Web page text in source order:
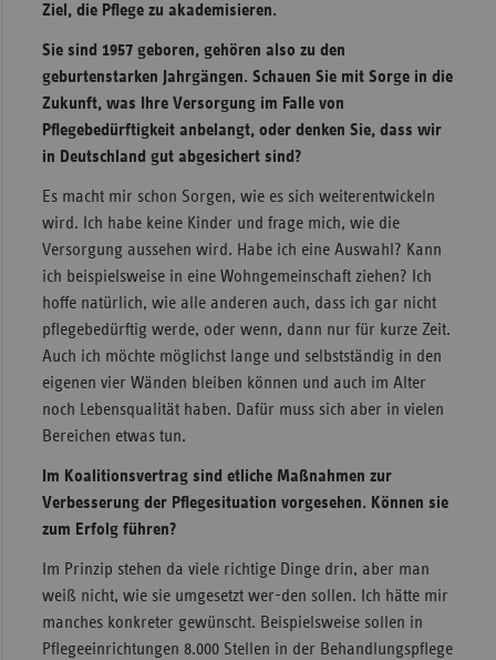
Ziel, die Pflege zu akademisieren.
Sie sind 1957 geboren, gehören also zu den
geburtenstarken Jahrgängen. Schauen Sie mit Sorge in die
Zukunft, was Ihre Versorgung im Falle von
Pflegebedürftigkeit anbelangt, oder denken Sie, dass wir
in Deutschland gut abgesichert sind?
Es macht mir schon Sorgen, wie es sich weiterentwickeln
wird. Ich habe keine Kinder und frage mich, wie die
Versorgung aussehen wird. Habe ich eine Auswahl? Kann
ich beispielsweise in eine Wohngemeinschaft ziehen? Ich
hoffe natürlich, wie alle anderen auch, dass ich gar nicht
pflegebedürftig werde, oder wenn, dann nur für kurze Zeit.
Auch ich möchte möglichst lange und selbstständig in den
eigenen vier Wänden bleiben können und auch im Alter
noch Lebensqualität haben. Dafür muss sich aber in vielen
Bereichen etwas tun.
Im Koalitionsvertrag sind etliche Maßnahmen zur
Verbesserung der Pflegesituation vorgesehen. Können sie
zum Erfolg führen?
Im Prinzip stehen da viele richtige Dinge drin, aber man
weiß nicht, wie sie umgesetzt wer-den sollen. Ich hätte mir
manches konkreter gewünscht. Beispielsweise sollen in
Pflegeeinrichtungen 8.000 Stellen in der Behandlungspflege